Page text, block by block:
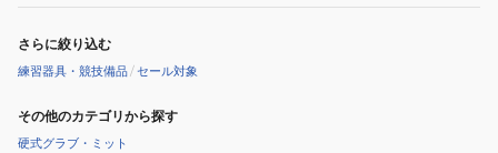
さらに絞り込む
練習器具・競技備品/セール対象
その他のカテゴリから探す
硬式グラブ・ミット